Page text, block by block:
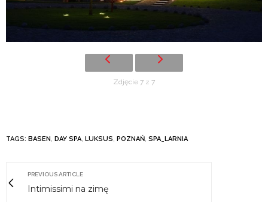
Zdjęcie 7 z 7
TAGS: BASEN, DAY SPA, LUKSUS, POZNAŃ, SPA_LARNIA
PREVIOUS ARTICLE
Intimissimi na zimę